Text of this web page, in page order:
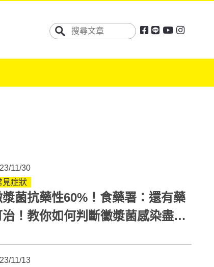
11/30
見症狀
菌抗藥性60%！食藥署：還有藥
治！教你如何判斷黴漿菌感染盡快
11/13